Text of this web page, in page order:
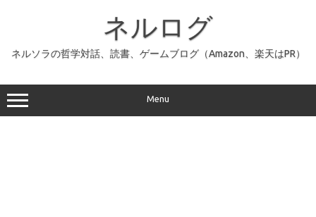
ッ
プ
ネルログ
ネルソラの哲学対話、読書、ゲームブログ（Amazon、楽天はPR）
Menu